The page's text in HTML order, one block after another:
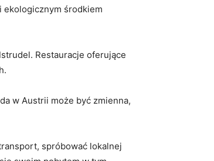
ekologicznym środkiem
Restauracje oferujące
w Austrii ‌może być zmienna,
spróbować ​lokalnej